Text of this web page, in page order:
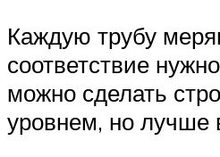
Каждую трубу
соответствие
можно сделать
уровнем, но лучше